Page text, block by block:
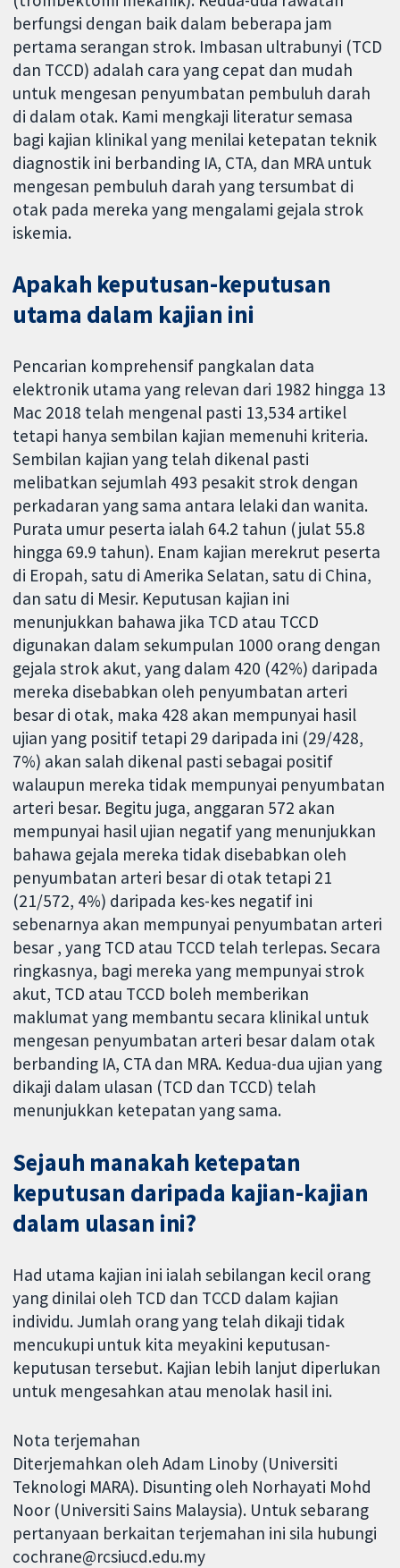
berfungsi dengan baik dalam beberapa jam
pertama serangan strok. Imbasan ultrabunyi (TCD
dan TCCD) adalah cara yang cepat dan mudah
untuk mengesan penyumbatan pembuluh darah
di dalam otak. Kami mengkaji literatur semasa
bagi kajian klinikal yang menilai ketepatan teknik
diagnostik ini berbanding IA, CTA, dan MRA untuk
mengesan pembuluh darah yang tersumbat di
otak pada mereka yang mengalami gejala strok
iskemia.
Apakah keputusan-keputusan
utama dalam kajian ini
Pencarian komprehensif pangkalan data
elektronik utama yang relevan dari 1982 hingga 13
Mac 2018 telah mengenal pasti 13,534 artikel
tetapi hanya sembilan kajian memenuhi kriteria.
Sembilan kajian yang telah dikenal pasti
melibatkan sejumlah 493 pesakit strok dengan
perkadaran yang sama antara lelaki dan wanita.
Purata umur peserta ialah 64.2 tahun (julat 55.8
hingga 69.9 tahun). Enam kajian merekrut peserta
di Eropah, satu di Amerika Selatan, satu di China,
dan satu di Mesir. Keputusan kajian ini
menunjukkan bahawa jika TCD atau TCCD
digunakan dalam sekumpulan 1000 orang dengan
gejala strok akut, yang dalam 420 (42%) daripada
mereka disebabkan oleh penyumbatan arteri
besar di otak, maka 428 akan mempunyai hasil
ujian yang positif tetapi 29 daripada ini (29/428,
7%) akan salah dikenal pasti sebagai positif
walaupun mereka tidak mempunyai penyumbatan
arteri besar. Begitu juga, anggaran 572 akan
mempunyai hasil ujian negatif yang menunjukkan
bahawa gejala mereka tidak disebabkan oleh
penyumbatan arteri besar di otak tetapi 21
(21/572, 4%) daripada kes-kes negatif ini
sebenarnya akan mempunyai penyumbatan arteri
besar , yang TCD atau TCCD telah terlepas. Secara
ringkasnya, bagi mereka yang mempunyai strok
akut, TCD atau TCCD boleh memberikan
maklumat yang membantu secara klinikal untuk
mengesan penyumbatan arteri besar dalam otak
berbanding IA, CTA dan MRA. Kedua-dua ujian yang
dikaji dalam ulasan (TCD dan TCCD) telah
menunjukkan ketepatan yang sama.
Sejauh manakah ketepatan
keputusan daripada kajian-kajian
dalam ulasan ini?
Had utama kajian ini ialah sebilangan kecil orang
yang dinilai oleh TCD dan TCCD dalam kajian
individu. Jumlah orang yang telah dikaji tidak
mencukupi untuk kita meyakini keputusan-
keputusan tersebut. Kajian lebih lanjut diperlukan
untuk mengesahkan atau menolak hasil ini.
Nota terjemahan
Diterjemahkan oleh Adam Linoby (Universiti
Teknologi MARA). Disunting oleh Norhayati Mohd
Noor (Universiti Sains Malaysia). Untuk sebarang
pertanyaan berkaitan terjemahan ini sila hubungi
cochrane@rcsiucd.edu.my